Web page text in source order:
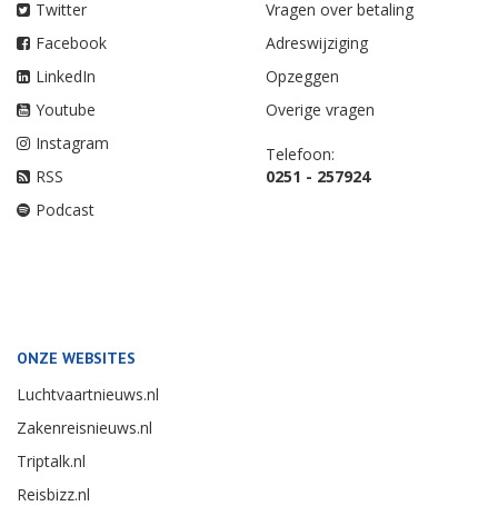
Twitter
Facebook
LinkedIn
Youtube
Instagram
RSS
Podcast
Vragen over betaling
Adreswijziging
Opzeggen
Overige vragen
Telefoon:
0251 - 257924
ONZE WEBSITES
Luchtvaartnieuws.nl
Zakenreisnieuws.nl
Triptalk.nl
Reisbizz.nl